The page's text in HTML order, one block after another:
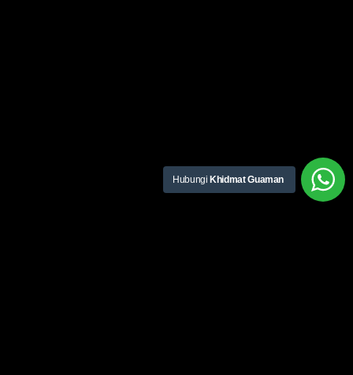
Hubungi Khidmat Guaman